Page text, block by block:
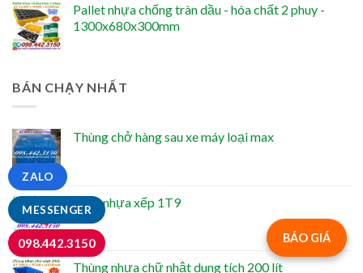
Pallet nhựa chống tràn dầu - hóa chất 2 phuy -
1300x680x300mm
BÁN CHẠY NHẤT
Thùng chở hàng sau xe máy loại max
Sóng nhựa xếp 1T9
Thùng nhựa chữ nhật dung tích 200 lít
BÁO GIÁ
MESSENGER
ZALO
098.442.3150